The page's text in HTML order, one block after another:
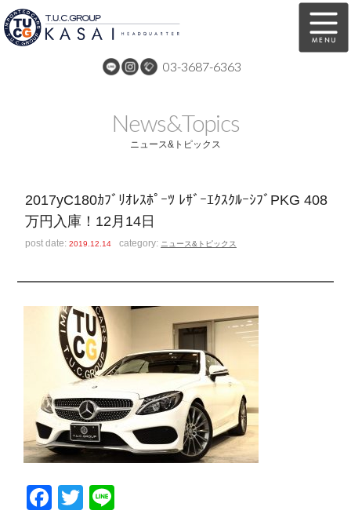
03-3687-6363
全国納車 特別作業
注文販売
スタッフ紹介
お問い合わせ 会社概要
スタッフblog
ホーム T.U.C.GROUP
News&Topics
ニュース&トピックス
2017yC180ｶﾌﾞﾘｵﾚｽﾎﾟｰﾂ ﾚｻﾞｰｴｸｽｸﾙｰｼﾌﾞPKG 408
万円入庫！12月14日
post date:2019.12.14 category: ニュース&トピックス
Facebook
Twitter